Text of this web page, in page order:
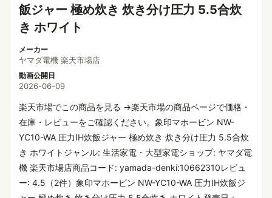
飯ジャー 極め炊き 炊き分け圧力 5.5合炊
き ホワイト
メーカー
ヤマダ電機 楽天市場店
動画公開日
2026-06-09
楽天市場でこの商品を見る →楽天市場の商品ページで価格・
在庫・レビューをご確認ください。象印マホービン NW-
YC10-WA 圧力IH炊飯ジャー 極め炊き 炊き分け圧力 5.5合炊
き ホワイトジャンル: 生活家電・大型家電ショップ: ヤマダ電
機 楽天市場店商品コード: yamada-denki:10662310レビュ
ー: 4.5（2件）象印マホービン NW-YC10-WA 圧力IH炊飯ジ